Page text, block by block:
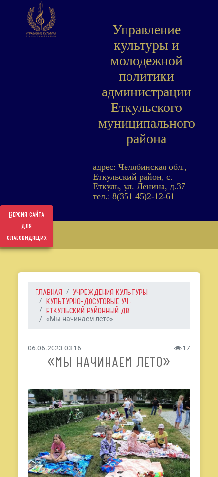
Версия сайта
для
слабовидящих
Управление
культуры и
молодежной
политики
администрации
Еткульского
муниципального
района
адрес: Челябинская обл.,
Еткульский район, с.
Еткуль, ул. Ленина, д.37
тел.: 8(351 45)2-12-61
ГЛАВНАЯ
УЧРЕЖДЕНИЯ КУЛЬТУРЫ
КУЛЬТУРНО-ДОСУГОВЫЕ УЧ...
ЕТКУЛЬСКИЙ РАЙОННЫЙ ДВ...
«Мы начинаем лето»
06.06.2023 03:16 17
«МЫ НАЧИНАЕМ ЛЕТО»